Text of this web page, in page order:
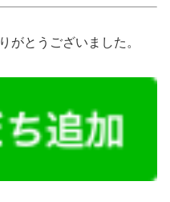
がとうございました。